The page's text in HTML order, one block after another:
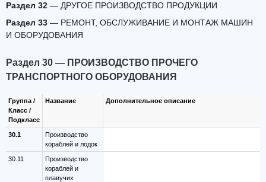
Раздел 32 — ДРУГОЕ ПРОИЗВОДСТВО ПРОДУКЦИИ
Раздел 33 — РЕМОНТ, ОБСЛУЖИВАНИЕ И МОНТАЖ МАШИН
И ОБОРУДОВАНИЯ
Раздел 30 — ПРОИЗВОДСТВО ПРОЧЕГО
ТРАНСПОРТНОГО ОБОРУДОВАНИЯ
Группа /
Класс /
Подкласс
Название Дополнительное описание
30.1
Производство
кораблей и лодок
30.11
Производство
кораблей и
плавучих